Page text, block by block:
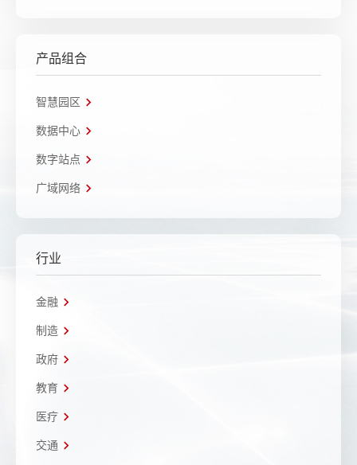
产品组合
智慧园区
数据中心
数字站点
广域网络
行业
金融
制造
政府
教育
医疗
交通